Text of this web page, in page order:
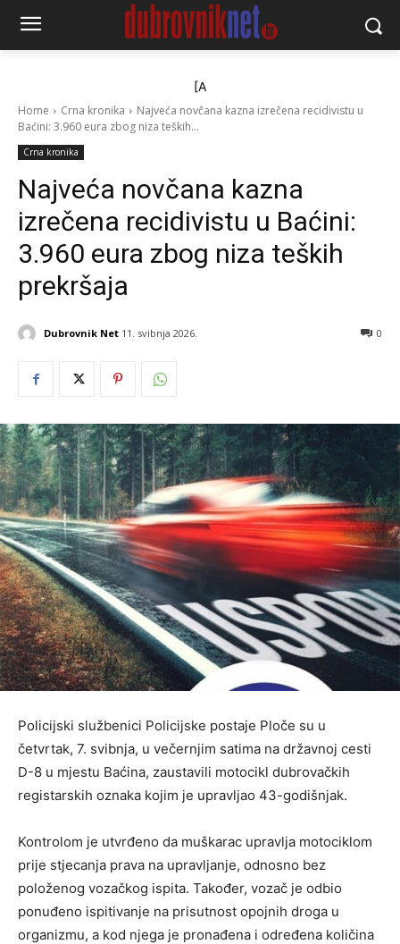
[A
Home
Crna kronika
Najveća novčana kazna izrečena recidivistu u
Baćini: 3.960 eura zbog niza teških...
Crna kronika
Najveća novčana kazna
izrečena recidivistu u Baćini:
3.960 eura zbog niza teških
prekršaja
Dubrovnik Net 11. svibnja 2026. 0
Policijski službenici Policijske postaje Ploče su u
četvrtak, 7. svibnja, u večernjim satima na državnoj cesti
D-8 u mjestu Baćina, zaustavili motocikl dubrovačkih
registarskih oznaka kojim je upravljao 43-godišnjak.
Kontrolom je utvrđeno da muškarac upravlja motociklom
prije stjecanja prava na upravljanje, odnosno bez
položenog vozačkog ispita. Također, vozač je odbio
ponuđeno ispitivanje na prisutnost opojnih droga u
organizmu, a kod njega je pronađena i određena količina